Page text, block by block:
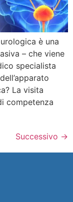
è una
– che viene
specialista
La visita
competenza
Successivo →